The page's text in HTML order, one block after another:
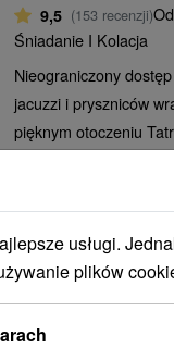
9,5 (153 recenzji)
Śniadanie I Kolacja
Nieograniczony
jacuzzi i pryszniców
pięknym otoczeniu
usługi.
plików